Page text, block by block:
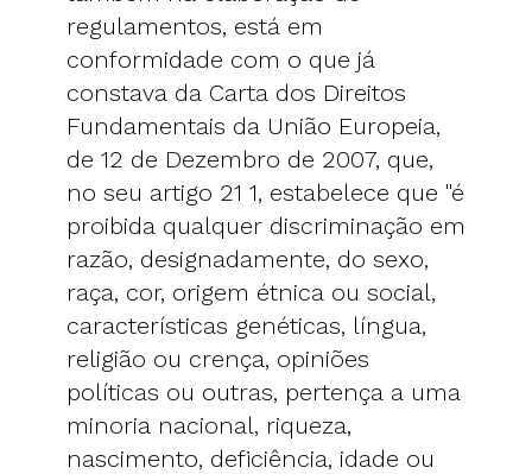
regulamentos, está em
conformidade com o que já
constava da Carta dos Direitos
Fundamentais da União Europeia,
de 12 de Dezembro de 2007, que,
no seu artigo 21 1, estabelece que "é
proibida qualquer discriminação em
razão, designadamente, do sexo,
raça, cor, origem étnica ou social,
características genéticas, língua,
religião ou crença, opiniões
políticas ou outras, pertença a uma
minoria nacional, riqueza,
nascimento, deficiência, idade ou